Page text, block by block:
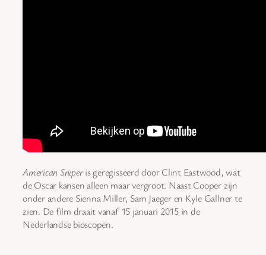
American Sniperis geregisseerd door Clint Eastwood, wat
de Oscar kansen alleen maar vergroot. Naast Cooper zijn
onder andere Sienna Miller, Sam Jaeger en Kyle Gallner te
zien. De film draait vanaf 15 januari 2015 in de
Nederlandse bioscopen.